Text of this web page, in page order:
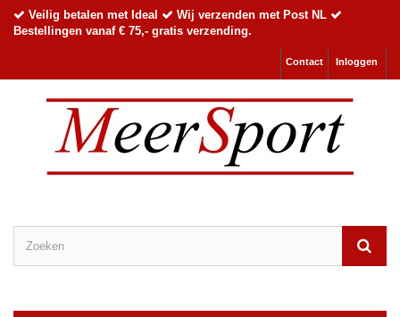
Veilig betalen met Ideal
Wij verzenden met Post NL
Bestellingen vanaf € 75,- gratis verzending.
Inloggen
Contact